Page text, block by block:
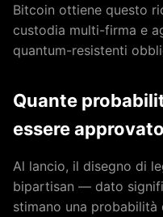
Bitcoin ottiene questo
custodia multi-firma e
quantum-resistenti
Quante
essere
Al lancio, il disegno di
bipartisan — dato
stimano una